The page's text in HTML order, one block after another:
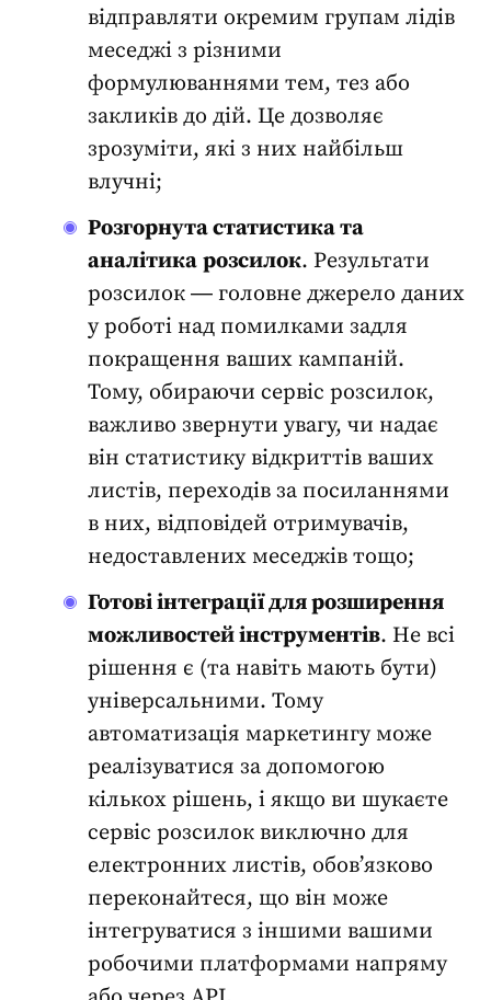
відправляти окремим групам лідів
меседжі з різними
формулюваннями тем, тез або
закликів до дій. Це дозволяє
зрозуміти, які з них найбільш
влучні;
Розгорнута статистика та
аналітика розсилок. Результати
розсилок ― головне джерело даних
у роботі над помилками задля
покращення ваших кампаній.
Тому, обираючи сервіс розсилок,
важливо звернути увагу, чи надає
він статистику відкриттів ваших
листів, переходів за посиланнями
в них, відповідей отримувачів,
недоставлених меседжів тощо;
Готові інтеграції для розширення
можливостей інструментів. Не всі
рішення є (та навіть мають бути)
універсальними. Тому
автоматизація маркетингу може
реалізуватися за допомогою
кількох рішень, і якщо ви шукаєте
сервіс розсилок виключно для
електронних листів, обов’язково
переконайтеся, що він може
інтегруватися з іншими вашими
робочими платформами напряму